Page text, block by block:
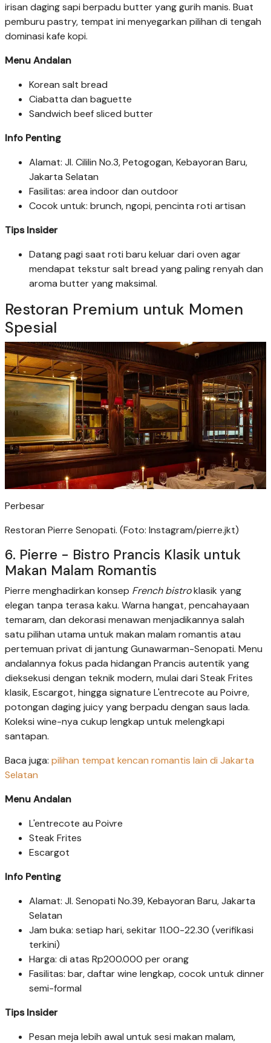
irisan daging sapi berpadu butter yang gurih manis. Buat
pemburu pastry, tempat ini menyegarkan pilihan di tengah
dominasi kafe kopi.
Menu Andalan
Korean salt bread
Ciabatta dan baguette
Sandwich beef sliced butter
Info Penting
Alamat: Jl. Cililin No.3, Petogogan, Kebayoran Baru,
Jakarta Selatan
Fasilitas: area indoor dan outdoor
Cocok untuk: brunch, ngopi, pencinta roti artisan
Tips Insider
Datang pagi saat roti baru keluar dari oven agar
mendapat tekstur salt bread yang paling renyah dan
aroma butter yang maksimal.
Restoran Premium untuk Momen
Spesial
Perbesar
Restoran Pierre Senopati. (Foto: Instagram/pierre.jkt)
6. Pierre - Bistro Prancis Klasik untuk
Makan Malam Romantis
Pierre menghadirkan konsep French bistroklasik yang
elegan tanpa terasa kaku. Warna hangat, pencahayaan
temaram, dan dekorasi menawan menjadikannya salah
satu pilihan utama untuk makan malam romantis atau
pertemuan privat di jantung Gunawarman-Senopati. Menu
andalannya fokus pada hidangan Prancis autentik yang
dieksekusi dengan teknik modern, mulai dari Steak Frites
klasik, Escargot, hingga signature L'entrecote au Poivre,
potongan daging juicy yang berpadu dengan saus lada.
Koleksi wine-nya cukup lengkap untuk melengkapi
santapan.
Baca juga: pilihan tempat kencan romantis lain di Jakarta
Selatan
Menu Andalan
L'entrecote au Poivre
Steak Frites
Escargot
Info Penting
Alamat: Jl. Senopati No.39, Kebayoran Baru, Jakarta
Selatan
Jam buka: setiap hari, sekitar 11.00-22.30 (verifikasi
terkini)
Harga: di atas Rp200.000 per orang
Fasilitas: bar, daftar wine lengkap, cocok untuk dinner
semi-formal
Tips Insider
Pesan meja lebih awal untuk sesi makan malam,